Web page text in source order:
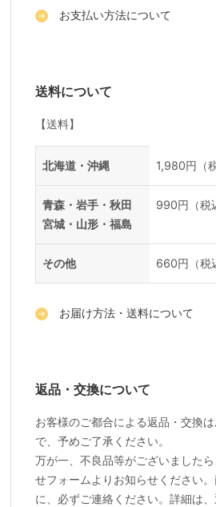
お支払い方法について
送料について
【送料】
地域 料金
北海道・沖縄 1,980円（
青森・岩手・秋田
宮城・山形・福島
990円（税
その他 660円（税
お届け方法・送料について
返品・交換について
お客様のご都合による返品・交換
で、予めご了承ください。
万が一、不良品等がございました
せフォームよりお知らせください
に、必ずご連絡ください。詳細は